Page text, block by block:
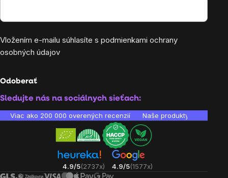
Vložením e-mailu súhlasíte s podmienkami ochrany
osobných údajov
Odoberať
Sledujte nás na sociálnych sieťach:
Viac ako 200 000 overených recenzií Naše produkty sú
4.9/5(2737x) 4.9/5(1577x)